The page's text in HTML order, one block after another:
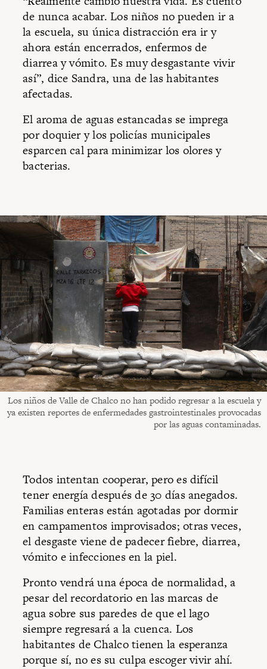
de nunca acabar. Los niños no pueden ir a
la escuela, su única distracción era ir y
ahora están encerrados, enfermos de
diarrea y vómito. Es muy desgastante vivir
así”, dice Sandra, una de las habitantes
afectadas.
El aroma de aguas estancadas se imprega
por doquier y los policías municipales
esparcen cal para minimizar los olores y
bacterias.
Los niños de Valle de Chalco no han podido regresar a la escuela y
ya existen reportes de enfermedades gastrointestinales provocadas
por las aguas contaminadas.
Todos intentan cooperar, pero es difícil
tener energía después de 30 días anegados.
Familias enteras están agotadas por dormir
en campamentos improvisados; otras veces,
el desgaste viene de padecer fiebre, diarrea,
vómito e infecciones en la piel.
Pronto vendrá una época de normalidad, a
pesar del recordatorio en las marcas de
agua sobre sus paredes de que el lago
siempre regresará a la cuenca. Los
habitantes de Chalco tienen la esperanza
porque sí, no es su culpa escoger vivir ahí.